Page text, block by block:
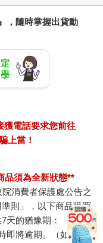
，隨時掌握出貨動
獲電話要求您前往
上當！
品須為全新狀態**
消費者保護處公告之
準則」，以下商品購買
天的猶豫期：
即將逾期。（如：生